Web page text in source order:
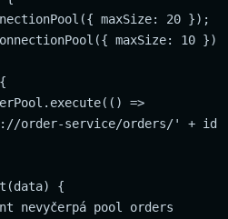
maxSize: 20 });
maxSize: 10 });
=>
order-service/orders/' + id)
{
nevyčerpá pool orders